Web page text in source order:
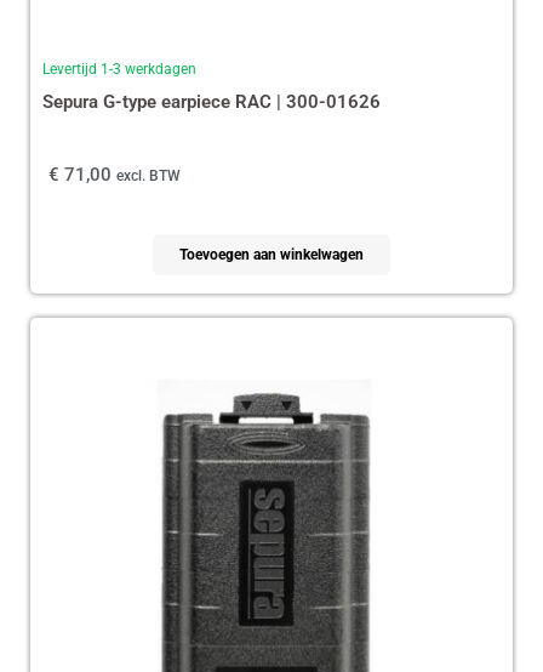
Levertijd 1-3 werkdagen
Sepura G-type earpiece RAC | 300-01626
€ 71,00 excl. BTW
Toevoegen aan winkelwagen